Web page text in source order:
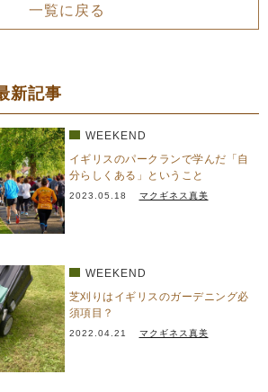
一覧に戻る
新記事
WEEKEND
イギリスのパークランで学んだ「自
分らしくある」ということ
2023.05.18 マクギネス真美
WEEKEND
芝刈りはイギリスのガーデニング必
須項目？
2022.04.21 マクギネス真美